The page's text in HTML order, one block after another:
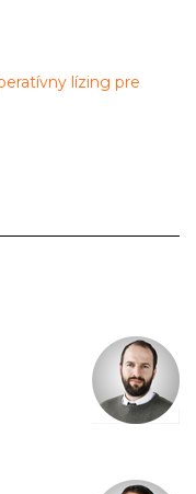
lízing pre